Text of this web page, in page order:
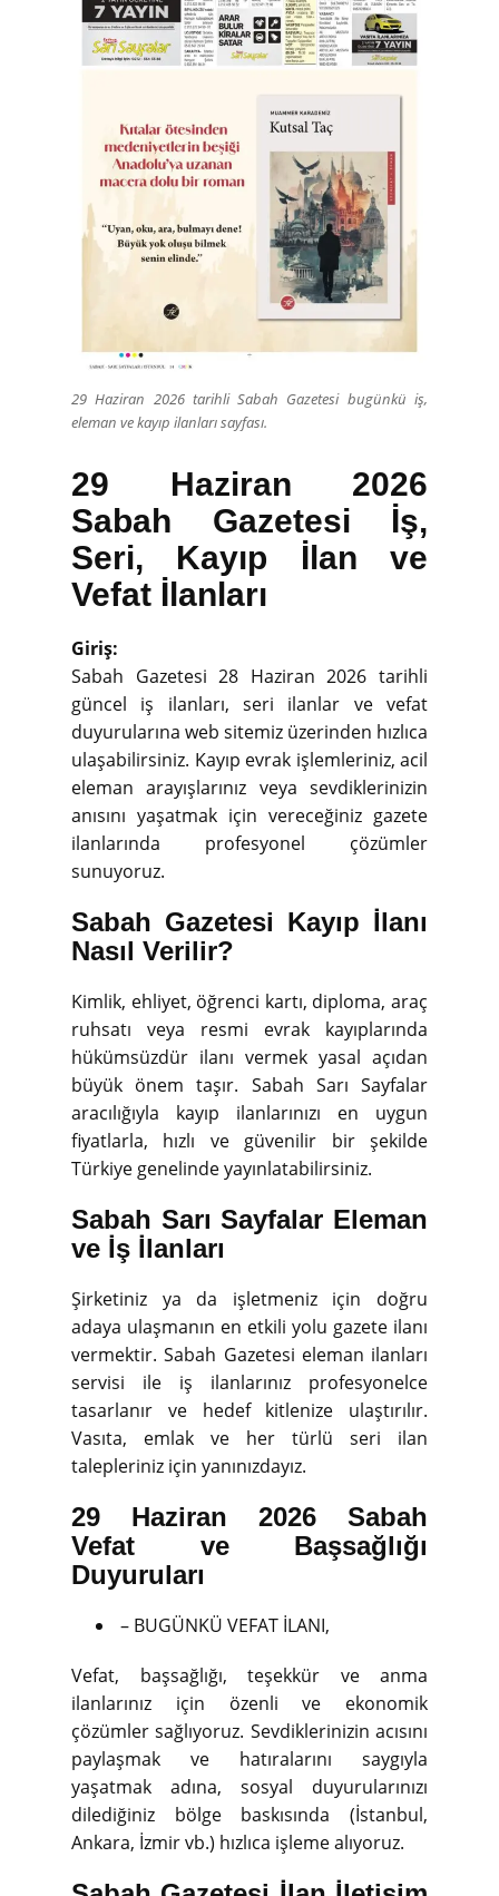
29 Haziran 2026 tarihli Sabah Gazetesi bugünkü iş,
eleman ve kayıp ilanları sayfası.
29 Haziran 2026
Sabah Gazetesi İş,
Seri, Kayıp İlan ve
Vefat İlanları
Giriş:
Sabah Gazetesi 28 Haziran 2026 tarihli
güncel iş ilanları, seri ilanlar ve vefat
duyurularına web sitemiz üzerinden hızlıca
ulaşabilirsiniz. Kayıp evrak işlemleriniz, acil
eleman arayışlarınız veya sevdiklerinizin
anısını yaşatmak için vereceğiniz gazete
ilanlarında profesyonel çözümler
sunuyoruz.
Sabah Gazetesi Kayıp İlanı
Nasıl Verilir?
Kimlik, ehliyet, öğrenci kartı, diploma, araç
ruhsatı veya resmi evrak kayıplarında
hükümsüzdür ilanı vermek yasal açıdan
büyük önem taşır. Sabah Sarı Sayfalar
aracılığıyla kayıp ilanlarınızı en uygun
fiyatlarla, hızlı ve güvenilir bir şekilde
Türkiye genelinde yayınlatabilirsiniz.
Sabah Sarı Sayfalar Eleman
ve İş İlanları
Şirketiniz ya da işletmeniz için doğru
adaya ulaşmanın en etkili yolu gazete ilanı
vermektir. Sabah Gazetesi eleman ilanları
servisi ile iş ilanlarınız profesyonelce
tasarlanır ve hedef kitlenize ulaştırılır.
Vasıta, emlak ve her türlü seri ilan
talepleriniz için yanınızdayız.
29 Haziran 2026 Sabah
Vefat ve Başsağlığı
Duyuruları
– BUGÜNKÜ VEFAT İLANI,
Vefat, başsağlığı, teşekkür ve anma
ilanlarınız için özenli ve ekonomik
çözümler sağlıyoruz. Sevdiklerinizin acısını
paylaşmak ve hatıralarını saygıyla
yaşatmak adına, sosyal duyurularınızı
dilediğiniz bölge baskısında (İstanbul,
Ankara, İzmir vb.) hızlıca işleme alıyoruz.